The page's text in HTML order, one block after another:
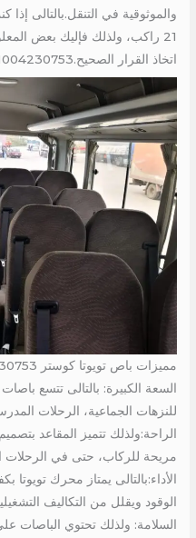
والموثوقية في التنقل.بالتالى
21 راكب، ولذلك فإليك بعض
اتخاذ القرار الصحيح.01004230753
مميزات باص تويوتا كوستر 01004230753
للنزهات الجماعية، الرحلات
الراحة:ولذلك تتميز المقاعد
مريحة للركاب، حتى في الرحلات
الأداء:بالتالى يمتاز محرك تويوتا
الوقود ويقلل من التكاليف
السلامة: ولذلك تحتوي الباصات